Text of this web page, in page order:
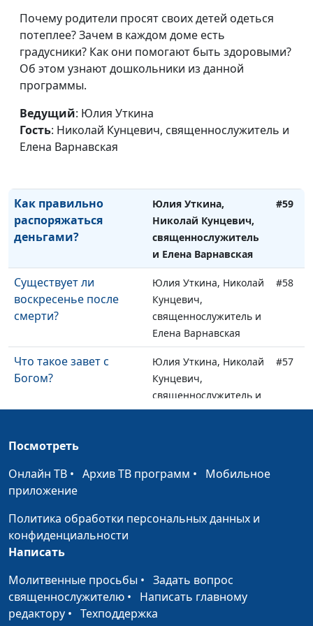
Почему родители просят своих детей одеться
потеплее? Зачем в каждом доме есть
градусники? Как они помогают быть здоровыми?
Об этом узнают дошкольники из данной
программы.
Ведущий: Юлия Уткина
Гость: Николай Кунцевич, священнослужитель и
Елена Варнавская
священнослужитель и
Елена Варнавская
Почему не известна
дата последнего
времени и конца
света?
Юлия Уткина, Николай
Какие признаки
последних времен?
Юлия Уткина, Николай
Как правильно
распоряжаться
деньгами?
Юлия Уткина,
Николай Кунцевич,
священнослужитель
и Елена Варнавская
#59
Существует ли
воскресенье после
смерти?
Юлия Уткина, Николай
Кунцевич,
священнослужитель и
Елена Варнавская
#58
Что такое завет с
Богом?
Юлия Уткина, Николай
Кунцевич,
священнослужитель и
Елена Варнавская
#57
Что может быть
причиной ненависти к
Иисусу Христу?
священнослужитель и
Какой грех Бог не
прощает?
Юлия Уткина, Николай
Как нам быть при
встрече с Богом?
Юлия Уткина, Николай
Кунцевич,
Посмотреть
Онлайн ТВ • Архив ТВ программ • Мобильное
приложение
Политика обработки персональных данных и
конфиденциальности
Написать
Молитвенные просьбы • Задать вопрос
священнослужителю • Написать главному
редактору • Техподдержка